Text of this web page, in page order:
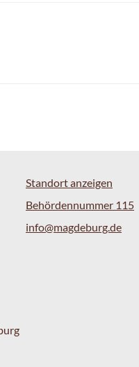
Standort anzeigen
Behördennummer 115
info@magdeburg.de